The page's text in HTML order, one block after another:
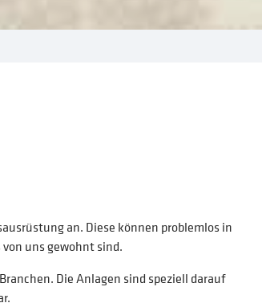
an. Diese können problemlos in
uns gewohnt sind.
Die Anlagen sind speziell darauf